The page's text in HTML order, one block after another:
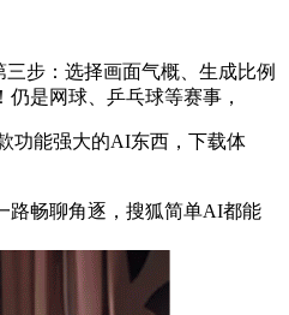
步：选择画面气概、生成比例
是网球、乒乓球等赛事，
功能强大的AI东西，下载体
畅聊角逐，搜狐简单AI都能